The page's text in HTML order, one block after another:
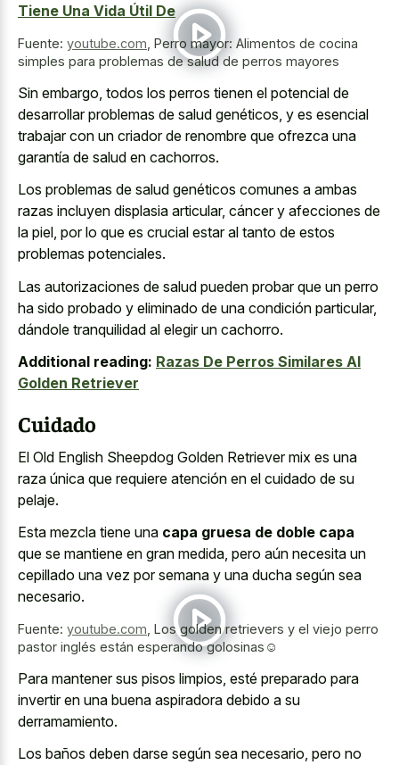
Tiene Una Vida Útil De
Fuente: youtube.com Perro mayor: Alimentos de cocina
simples para problemas de salud de perros mayores
Sin embargo, todos los perros tienen el potencial de
desarrollar problemas de salud genéticos, y es esencial
trabajar con un criador de renombre que ofrezca una
garantía de salud en cachorros.
Los problemas de salud genéticos comunes a ambas
razas incluyen displasia articular, cáncer y afecciones de
la piel, por lo que es crucial estar al tanto de estos
problemas potenciales.
Las autorizaciones de salud pueden probar que un perro
ha sido probado y eliminado de una condición particular,
dándole tranquilidad al elegir un cachorro.
Additional reading: Razas De Perros Similares Al
Golden Retriever
Cuidado
El Old English Sheepdog Golden Retriever mix es una
raza única que requiere atención en el cuidado de su
pelaje.
Esta mezcla tiene una capa gruesa de doble capa
que se mantiene en gran medida, pero aún necesita un
cepillado una vez por semana y una ducha según sea
necesario.
Fuente: youtube.com Los golden retrievers y el viejo perro
pastor inglés están esperando golosinas☺️
Para mantener sus pisos limpios, esté preparado para
invertir en una buena aspiradora debido a su
derramamiento.
Los baños deben darse según sea necesario, pero no